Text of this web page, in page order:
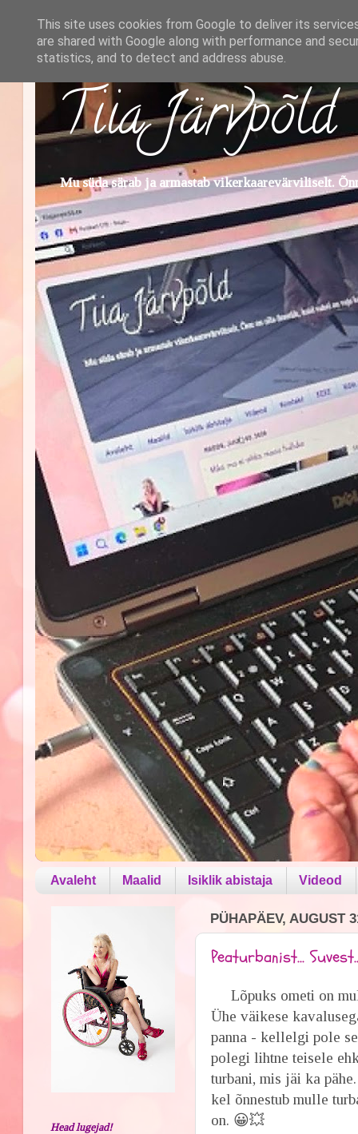
Tiia Järvpõld
Mu süda särab ja armastab vikerkaarevärviliselt.
Avaleht Maalid Isiklik abistaja Videod
PÜHAPÄEV, AUGUST
Peaturbanist...
Lõpuks ometi on
Ühe väikese
panna - kellelgi pole
polegi lihtne teisele
turbani, mis jäi ka
kel õnnestub mulle
on. 😀💥
Head lugejad!
This site uses cookies from Google to deliver its
are shared with Google along with performance and
statistics, and to detect and address abuse.